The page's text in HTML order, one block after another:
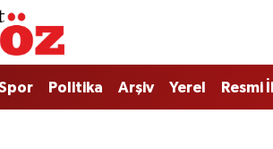
Politika Arşiv Yerel Resmi